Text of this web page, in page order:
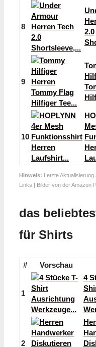
8
2.0
9
10
Hinweis: Letzte
Links | Bilder von der Amazon
das
für Shirts
# Vorschau
1
4
2